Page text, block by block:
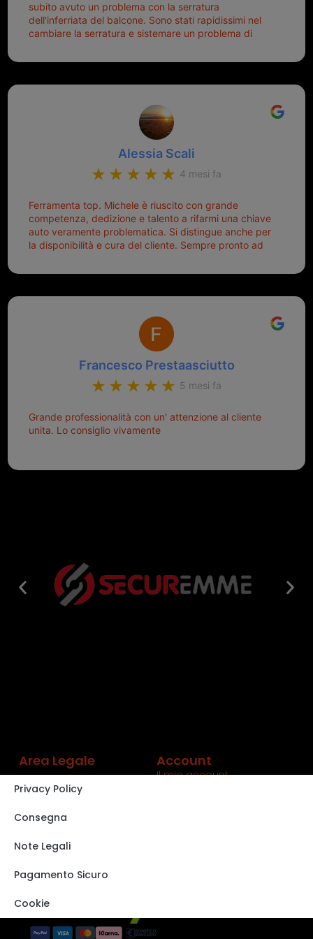
nuova (solo la chiave, perché la macchina è rimasta
quella di prima), ogni volta che salgo in macchina, il
mio pensiero va subito a Michele perché non dover
mette di buon umore, e ti fa cominciare bene la
lo consiglio a chiunque debba duplicare una chiave
subito avuto un problema con la serratura
dell'inferriata del balcone. Sono stati rapidissimi nel
cambiare la serratura e sistemare un problema di
onesto evitando spese ben più esose. Competenti,
un punto di riferimento per situazioni di questo tipo
Alessia Scali
4 mesi fa
Ferramenta top. Michele è riuscito con grande
competenza, dedizione e talento a rifarmi una chiave
auto veramente problematica. Si distingue anche per
la disponibilità e cura del cliente. Sempre pronto ad
Francesco Prestaasciutto
5 mesi fa
Grande professionalità con un' attenzione al cliente
unita. Lo consiglio vivamente
Area Legale
Privacy Policy
Consegna
Note Legali
Pagamento Sicuro
Cookie
Account
Il mio account
VISITA IL NOSTRO